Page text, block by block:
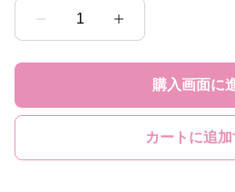
1
購入画面に
カートに追加